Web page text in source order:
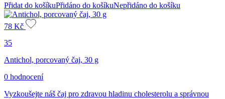
Přidat do košíkuPřidáno do košíkuNepřidáno do košíku
78 Kč
35
Antichol, porcovaný čaj, 30 g
0 hodnocení
Vyzkoušejte náš čaj pro zdravou hladinu cholesterolu a správnou